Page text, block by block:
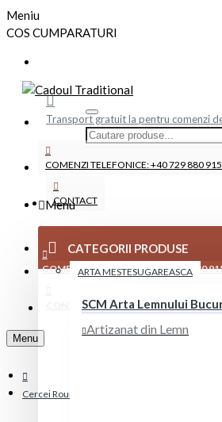
Meniu
COS CUMPARATURI
Transport gratuit la pentru comenzi
COMENZI TELEFONICE: +40 729 880 915
CONTACT
Menu
CATEGORII PRODUSE
ARTA MESTESUGAREASCA
SCM Arta Lemnului
Artizanat din Lemn
COMENZI TELEFONICE: +40 729 880
CONTACT
Menu
Cercei Round Stones 14mm, Miidefloriart ,